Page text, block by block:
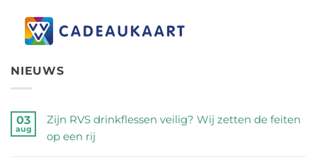
NIEUWS
03
aug
Zijn RVS drinkflessen veilig? Wij zetten de feiten
op een rij